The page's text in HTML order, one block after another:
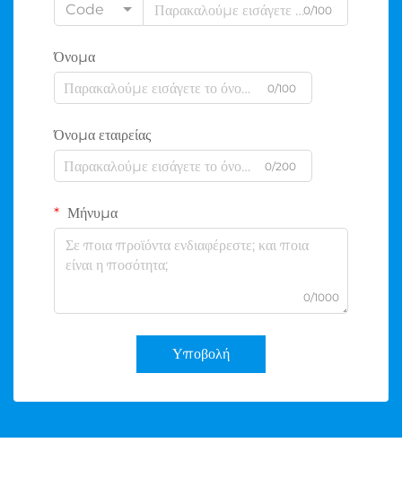
Code
0/100
Όνομα
0/100
Όνομα εταιρείας
0/200
Μήνυμα
0/1000
Υποβολή